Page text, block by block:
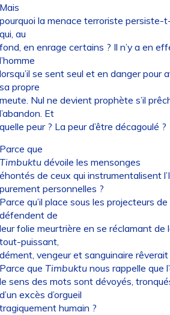
la menace terroriste persiste-
au
en enrage certains ? Il n’y a en
se sent seul et en danger pour
propre
Nul ne devient prophète s’il
Et
peur ? La peur d’être décagoulé ?
que
dévoile les mensonges
de ceux qui instrumentalisent
personnelles ?
qu’il place sous les projecteurs
de
folie meurtrière en se réclamant de
puissant,
vengeur et sanguinaire
que Timbuktunous rappelle que
sens des mots sont dévoyés,
excès d’orgueil
humain ?